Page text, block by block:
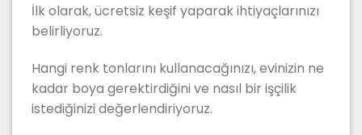
İlk olarak, ücretsiz keşif yaparak ihtiyaçlarınızı
belirliyoruz.
Hangi renk tonlarını kullanacağınızı, evinizin ne
kadar boya gerektirdiğini ve nasıl bir işçilik
istediğinizi değerlendiriyoruz.